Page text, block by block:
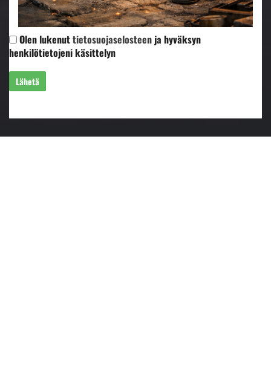
Olen lukenuttietosuojaselosteen ja hyväksyn
henkilötietojeni käsittelyn
Lähetä